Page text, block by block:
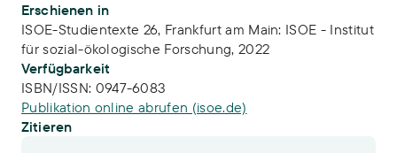
Erschienen in
ISOE-Studientexte 26, Frankfurt am Main: ISOE - Institut
für sozial-ökologische Forschung, 2022
Verfügbarkeit
ISBN/ISSN: 0947-6083
Publikation online abrufen (isoe.de)
Zitieren